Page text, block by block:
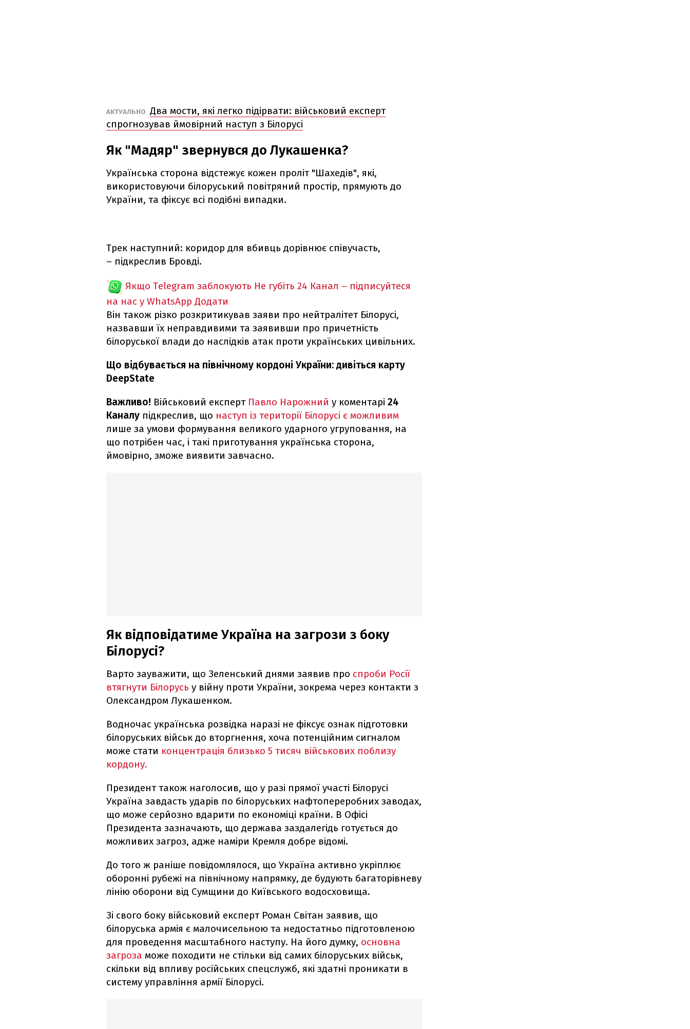
АКТУАЛЬНО Два мости, які легко підірвати: військовий експерт
спрогнозував ймовірний наступ з Білорусі
Як "Мадяр" звернувся до Лукашенка?
Українська сторона відстежує кожен проліт "Шахедів", які,
використовуючи білоруський повітряний простір, прямують до
України, та фіксує всі подібні випадки.
Трек наступний: коридор для вбивць дорівнює співучасть,
– підкреслив Бровді.
Якщо Telegram заблокують Не губіть 24 Канал – підписуйтеся
на нас у WhatsApp Додати
Він також різко розкритикував заяви про нейтралітет Білорусі,
назвавши їх неправдивими та заявивши про причетність
білоруської влади до наслідків атак проти українських цивільних.
Що відбувається на північному кордоні України: дивіться карту
DeepState
Важливо! Військовий експерт Павло Нарожний у коментарі 24
Каналу підкреслив, що наступ із території Білорусі є можливим
лише за умови формування великого ударного угруповання, на
що потрібен час, і такі приготування українська сторона,
ймовірно, зможе виявити завчасно.
Як відповідатиме Україна на загрози з боку
Білорусі?
Варто зауважити, що Зеленський днями заявив про спроби Росії
втягнути Білорусь у війну проти України, зокрема через контакти з
Олександром Лукашенком.
Водночас українська розвідка наразі не фіксує ознак підготовки
білоруських військ до вторгнення, хоча потенційним сигналом
може стати концентрація близько 5 тисяч військових поблизу
кордону.
Президент також наголосив, що у разі прямої участі Білорусі
Україна завдасть ударів по білоруських нафтопереробних заводах,
що може серйозно вдарити по економіці країни. В Офісі
Президента зазначають, що держава заздалегідь готується до
можливих загроз, адже наміри Кремля добре відомі.
До того ж раніше повідомлялося, що Україна активно укріплює
оборонні рубежі на північному напрямку, де будують багаторівневу
лінію оборони від Сумщини до Київського водосховища.
Зі свого боку військовий експерт Роман Світан заявив, що
білоруська армія є малочисельною та недостатньо підготовленою
для проведення масштабного наступу. На його думку, основна
загроза може походити не стільки від самих білоруських військ,
скільки від впливу російських спецслужб, які здатні проникати в
систему управління армії Білорусі.